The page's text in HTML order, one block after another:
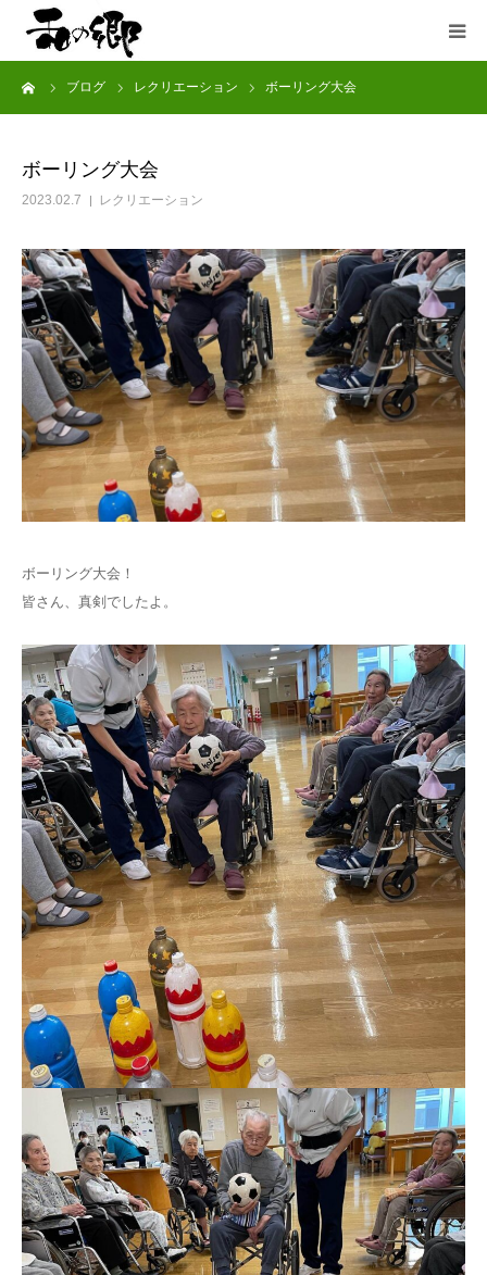
ブログ レクリエーション ボーリング大会
ボーリング大会
2023.02.7 レクリエーション
ボーリング大会！
皆さん、真剣でしたよ。
ホーム
入居案内
ブログ
お問い合わせ